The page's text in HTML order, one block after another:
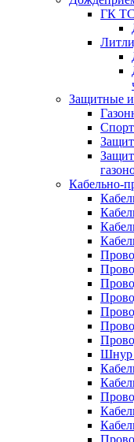
ГК
Защитные
Кабельно-